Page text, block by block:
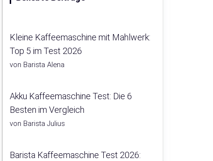
Kleine Kaffeemaschine mit Mahlwerk:
Top 5 im Test 2026
von Barista Alena
Akku Kaffeemaschine Test: Die 6
Besten im Vergleich
von Barista Julius
Barista Kaffeemaschine Test 2026: